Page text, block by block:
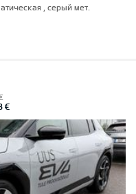
, серый мет.
€